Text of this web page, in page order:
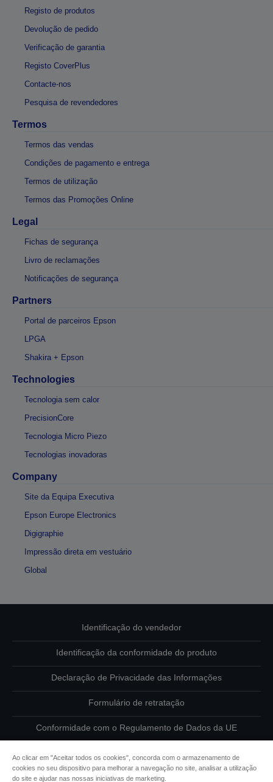
Registo de produtos
Devolução de pedido
Verificação de garantia
Registo CoverPlus
Contacte-nos
Pesquisa de revendedores
Termos
Termos das vendas
Condições de pagamento e entrega
Termos de utilização
Termos das Promoções Online
Legal
Fichas de segurança
Livro de reclamações
Notificações de segurança
Partners
Portal de parceiros Epson
LPGA
Shakira + Epson
Technologies
Tecnologia sem calor
PrecisionCore
Tecnologia Micro Piezo
Tecnologias inovadoras
Company
Site da Equipa Executiva
Epson Europe Electronics
Digigraphie
Impressão direta em vestuário
Global
Identificação do vendedor
Identificação da conformidade do produto
Declaração de Privacidade das Informações
Formulário de retratação
Conformidade com o Regulamento de Dados da UE
Informações sobre cookies
Ao clicar em "Aceitar todos os cookies", concorda com o armazenamento de
cookies no seu dispositivo para melhorar a navegação no site, analisar a utilização
do site e ajudar nas nossas iniciativas de marketing.